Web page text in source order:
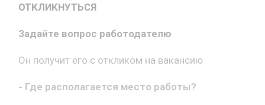
ОТКЛИКНУТЬСЯ
Задайте вопрос работодателю
Он получит его с откликом на вакансию
- Где располагается место работы?